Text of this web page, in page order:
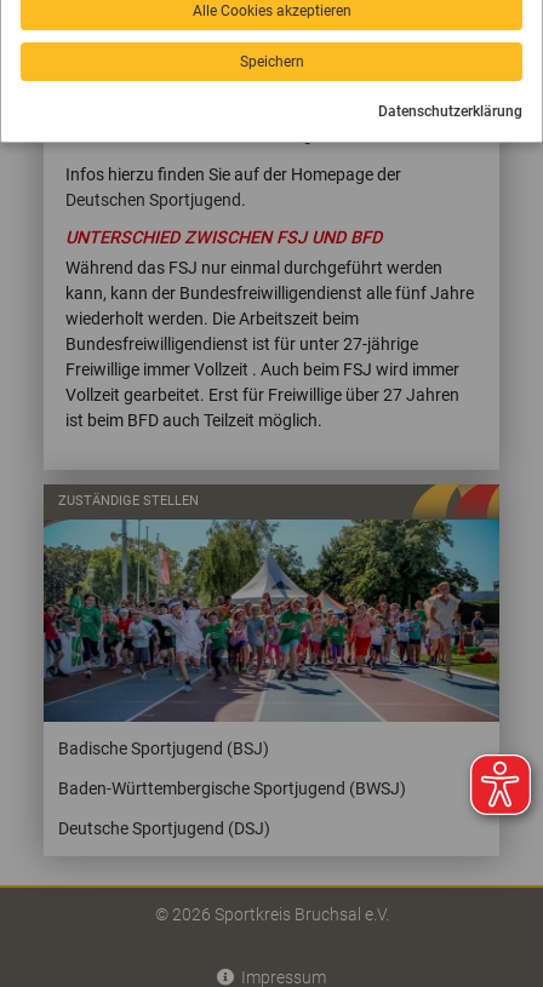
Alle Cookies akzeptieren
Speichern
Datenschutzerklärung
anerkennen. Dabei unterstützt sie der Träger, der für
die Einsatzstelle Verwaltungs- und Bildungsaufgaben
übernimmt. Voraussetzung ist, dass die Tätigkeiten
arbeitsmarktneutral sind; das heißt: Die Freiwilligen
ersetzen keine hauptamtlichen Kräfte, sondern leisten
Infos hierzu finden Sie auf der Homepage der
Deutschen Sportjugend.
UNTERSCHIED ZWISCHEN FSJ UND BFD
Während das FSJ nur einmal durchgeführt werden
kann, kann der Bundesfreiwilligendienst alle fünf Jahre
wiederholt werden. Die Arbeitszeit beim
Bundesfreiwilligendienst ist für unter 27-jährige
Freiwillige immer Vollzeit . Auch beim FSJ wird immer
Vollzeit gearbeitet. Erst für Freiwillige über 27 Jahren
ist beim BFD auch Teilzeit möglich.
ZUSTÄNDIGE STELLEN
Badische Sportjugend (BSJ)
Baden-Württembergische Sportjugend (BWSJ)
Deutsche Sportjugend (DSJ)
© 2026 Sportkreis Bruchsal e.V.
Impressum